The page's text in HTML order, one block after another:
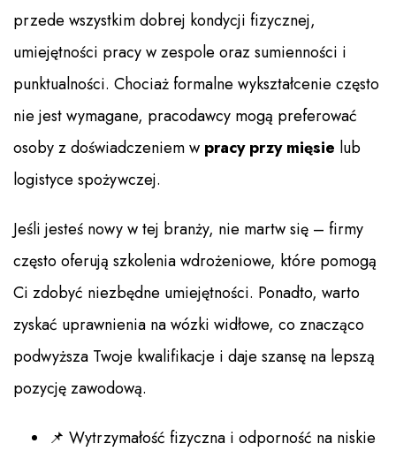
przede wszystkim dobrej kondycji fizycznej,
umiejętności pracy w zespole oraz sumienności i
punktualności. Chociaż formalne wykształcenie często
nie jest wymagane, pracodawcy mogą preferować
osoby z doświadczeniem w pracy przy mięsie lub
logistyce spożywczej.
Jeśli jesteś nowy w tej branży, nie martw się – firmy
często oferują szkolenia wdrożeniowe, które pomogą
Ci zdobyć niezbędne umiejętności. Ponadto, warto
zyskać uprawnienia na wózki widłowe, co znacząco
podwyższa Twoje kwalifikacje i daje szansę na lepszą
pozycję zawodową.
📌 Wytrzymałość fizyczna i odporność na niskie